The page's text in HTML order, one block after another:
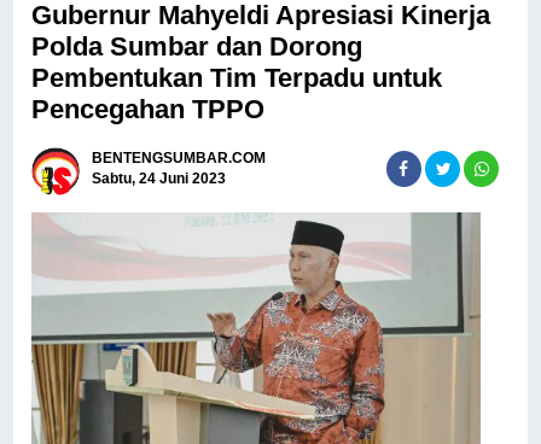
Gubernur Mahyeldi Apresiasi Kinerja
Polda Sumbar dan Dorong
Pembentukan Tim Terpadu untuk
Pencegahan TPPO
BENTENGSUMBAR.COM
Sabtu, 24 Juni 2023